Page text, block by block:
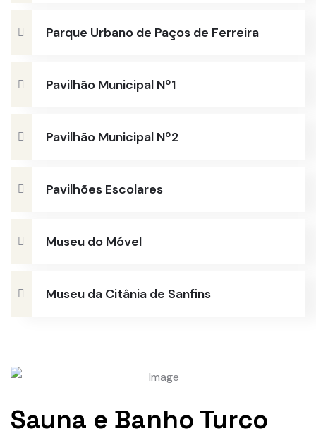
Parque Urbano de Paços de Ferreira
Pavilhão Municipal Nº1
Pavilhão Municipal Nº2
Pavilhões Escolares
Museu do Móvel
Museu da Citânia de Sanfins
Sauna e Banho Turco